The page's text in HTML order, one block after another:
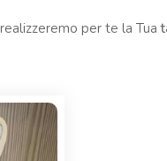
per te la Tua